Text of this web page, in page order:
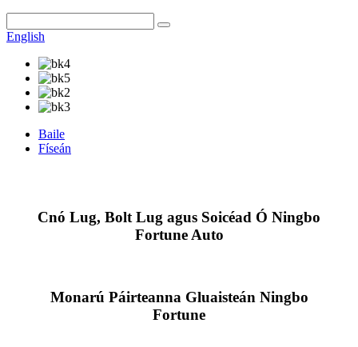
English
Baile
Físeán
Cnó Lug, Bolt Lug agus Soicéad Ó Ningbo
Fortune Auto
Monarú Páirteanna Gluaisteán Ningbo
Fortune